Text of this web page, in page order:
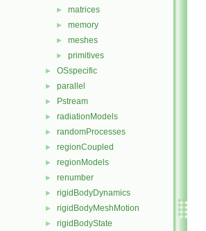
► matrices
► memory
► meshes
► primitives
► OSspecific
► parallel
► Pstream
► radiationModels
► randomProcesses
► regionCoupled
► regionModels
► renumber
► rigidBodyDynamics
► rigidBodyMeshMotion
► rigidBodyState